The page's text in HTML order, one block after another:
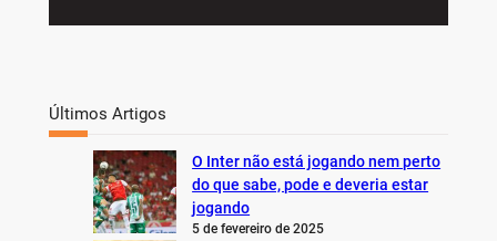
Últimos Artigos
O Inter não está jogando nem perto
do que sabe, pode e deveria estar
jogando
5 de fevereiro de 2025